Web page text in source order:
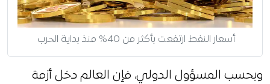
أسعار النفط ارتفعت بأكثر من 40% منذ بداية الحرب
وبحسب المسؤول الدولي، فإن العالم دخل أزمة